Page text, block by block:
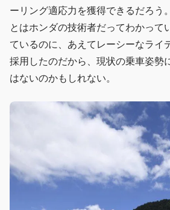
ーリング適応力を獲得できるだろう
とはホンダの技術者だってわかって
ているのに、あえてレーシーなライ
採用したのだから、現状の乗車姿勢
はないのかもしれない。